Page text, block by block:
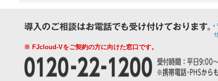
※ FJcloud-Vをご契約の方に向けた窓口です。